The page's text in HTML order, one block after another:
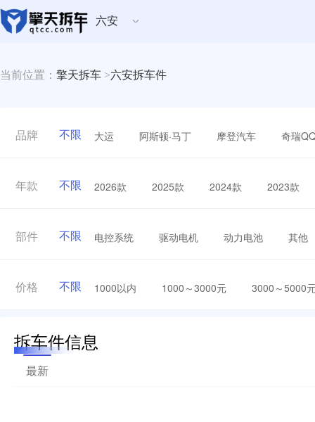
六安
当前位置： 擎天拆车 >六安拆车件
品牌 不限 大运 阿斯顿·马丁 摩登汽车 奇瑞
年款 不限 2026款 2025款 2024款 2023款
部件 不限 电控系统 驱动电机 动力电池 其他
价格 不限 1000以内 1000～3000元 3000～5000
拆车件信息
最新